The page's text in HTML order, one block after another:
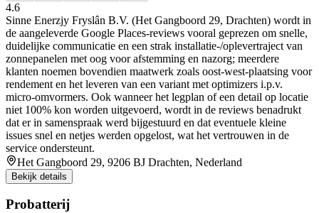
4.6
Sinne Enerzjy Fryslân B.V. (Het Gangboord 29, Drachten) wordt in
de aangeleverde Google Places-reviews vooral geprezen om snelle,
duidelijke communicatie en een strak installatie-/oplevertraject van
zonnepanelen met oog voor afstemming en nazorg; meerdere
klanten noemen bovendien maatwerk zoals oost-west-plaatsing voor
rendement en het leveren van een variant met optimizers i.p.v.
micro-omvormers. Ook wanneer het legplan of een detail op locatie
niet 100% kon worden uitgevoerd, wordt in de reviews benadrukt
dat er in samenspraak werd bijgestuurd en dat eventuele kleine
issues snel en netjes werden opgelost, wat het vertrouwen in de
service ondersteunt.
Het Gangboord 29, 9206 BJ Drachten, Nederland
Bekijk details
Probatterij